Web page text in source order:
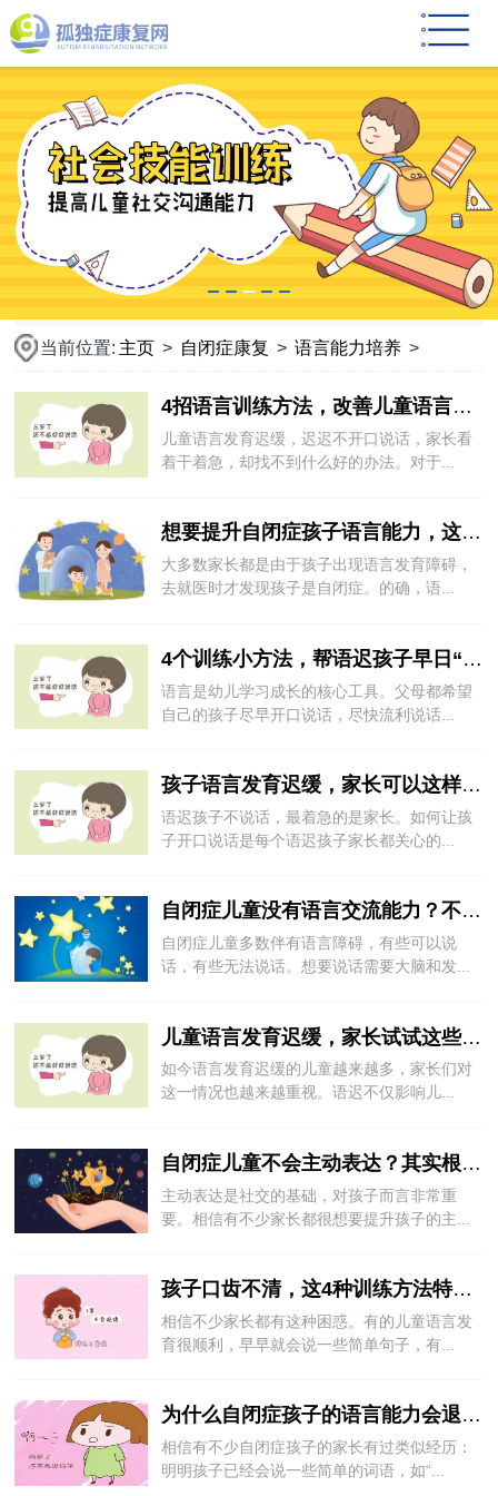
当前位置: 主页 > 自闭症康复 > 语言能力培养 >
4招语言训练方法，改善儿童语言发育迟缓
儿童语言发育迟缓，迟迟不开口说话，家长看
着干着急，却找不到什么好的办法。对于...
想要提升自闭症孩子语言能力，这3个误区一定要避免
大多数家长都是由于孩子出现语言发育障碍，
去就医时才发现孩子是自闭症。的确，语...
4个训练小方法，帮语迟孩子早日“开金口”
语言是幼儿学习成长的核心工具。父母都希望
自己的孩子尽早开口说话，尽快流利说话...
孩子语言发育迟缓，家长可以这样给孩子训练
语迟孩子不说话，最着急的是家长。如何让孩
子开口说话是每个语迟孩子家长都关心的...
自闭症儿童没有语言交流能力？不妨从这4个方面尝试
自闭症儿童多数伴有语言障碍，有些可以说
话，有些无法说话。想要说话需要大脑和发...
儿童语言发育迟缓，家长试试这些训练方法
如今语言发育迟缓的儿童越来越多，家长们对
这一情况也越来越重视。语迟不仅影响儿...
自闭症儿童不会主动表达？其实根在这里！
主动表达是社交的基础，对孩子而言非常重
要。相信有不少家长都很想要提升孩子的主...
孩子口齿不清，这4种训练方法特别有效
相信不少家长都有这种困惑。有的儿童语言发
育很顺利，早早就会说一些简单句子，有...
为什么自闭症孩子的语言能力会退化？
相信有不少自闭症孩子的家长有过类似经历：
明明孩子已经会说一些简单的词语，如“...